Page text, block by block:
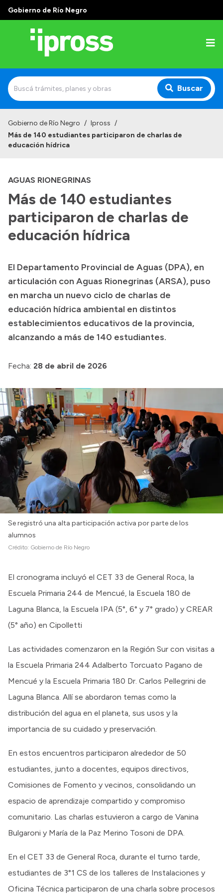
Gobierno de Río Negro
Buscar
Institucional
Autoridades
Delegaciones
Consultorios Propios
Presentación CV
Transparencia
Inversión en Salud
Licitaciones
Consulta de expedientes
Gobierno de Río Negro / Ipross /
Más de 140 estudiantes participaron de charlas de
educación hídrica
AGUAS RIONEGRINAS
Más de 140 estudiantes
participaron de charlas de
educación hídrica
El Departamento Provincial de Aguas (DPA), en
articulación con Aguas Rionegrinas (ARSA), puso
en marcha un nuevo ciclo de charlas de
educación hídrica ambiental en distintos
establecimientos educativos de la provincia,
alcanzando a más de 140 estudiantes.
Fecha: 28 de abril de 2026
Se registró una alta participación activa por parte de los
alumnos
Crédito: Gobierno de Río Negro
El cronograma incluyó el CET 33 de General Roca, la
Escuela Primaria 244 de Mencué, la Escuela 180 de
Laguna Blanca, la Escuela IPA (5°, 6° y 7° grado) y CREAR
(5° año) en Cipolletti
Las actividades comenzaron en la Región Sur con visitas a
la Escuela Primaria 244 Adalberto Torcuato Pagano de
Mencué y la Escuela Primaria 180 Dr. Carlos Pellegrini de
Laguna Blanca. Allí se abordaron temas como la
distribución del agua en el planeta, sus usos y la
importancia de su cuidado y preservación.
En estos encuentros participaron alrededor de 50
estudiantes, junto a docentes, equipos directivos,
Comisiones de Fomento y vecinos, consolidando un
espacio de aprendizaje compartido y compromiso
comunitario. Las charlas estuvieron a cargo de Vanina
Bulgaroni y María de la Paz Merino Tosoni de DPA.
En el CET 33 de General Roca, durante el turno tarde,
estudiantes de 3°1 CS de los talleres de Instalaciones y
Oficina Técnica participaron de una charla sobre procesos